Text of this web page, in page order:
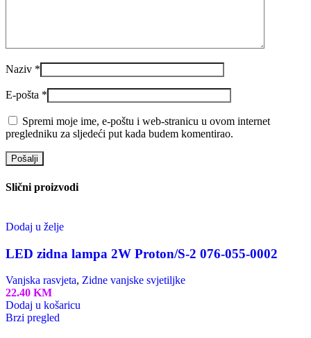
Naziv *
E-pošta *
Spremi moje ime, e-poštu i web-stranicu u ovom internet
pregledniku za sljedeći put kada budem komentirao.
Slični proizvodi
Dodaj u želje
LED zidna lampa 2W Proton/S-2 076-055-0002
Vanjska rasvjeta, Zidne vanjske svjetiljke
22.40 KM
Dodaj u košaricu
Brzi pregled